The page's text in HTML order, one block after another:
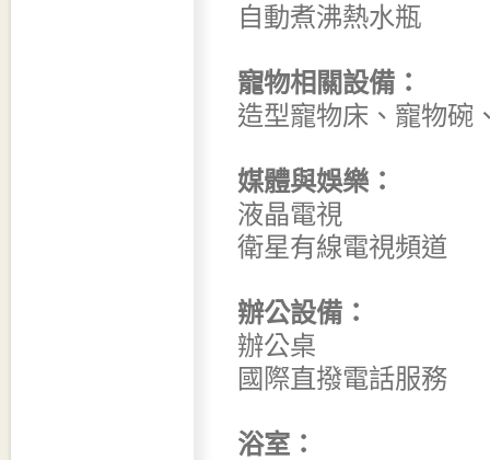
自動煮沸熱水瓶
寵物相關設備：
造型寵物床、寵物碗
媒體與娛樂：
液晶電視
衛星有線電視頻道
辦公設備：
辦公桌
國際直撥電話服務
浴室：